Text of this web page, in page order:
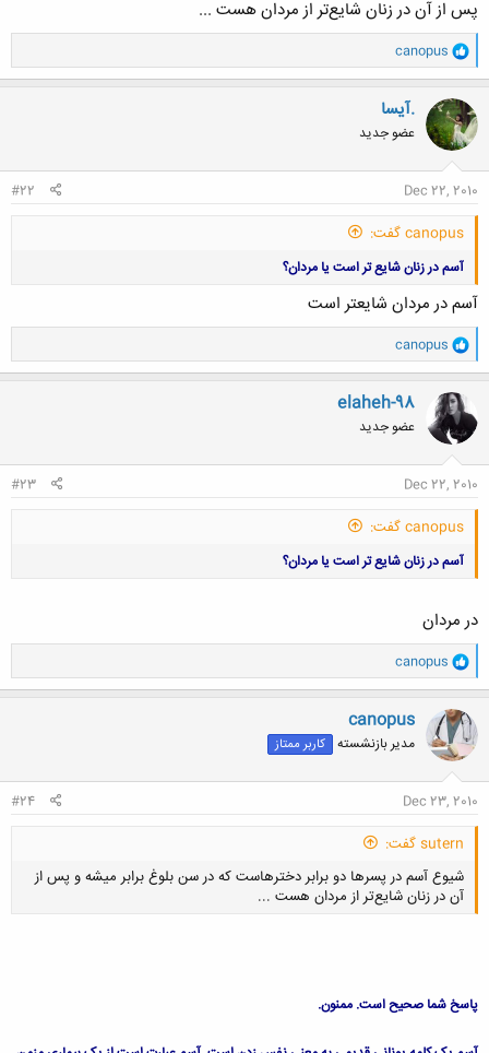
پس از آن در زنان شايع‌تر از مردان هست ...
و
ا
ک
ن
ش
ه
ا
canopus
.آیسا
عضو جدید
Dec 22, 2010
#22
canopus گفت:
آسم در زنان شایع تر است یا مردان؟
آسم در مردان شایعتر است
و
ا
ک
ن
ش
ه
ا
canopus
elaheh-98
عضو جدید
Dec 22, 2010
#23
canopus گفت:
آسم در زنان شایع تر است یا مردان؟
در مردان
و
ا
ک
ن
ش
ه
ا
canopus
canopus
مدیر بازنشسته کاربر ممتاز
Dec 23, 2010
#24
sutern گفت:
شيوع آسم در پسرها دو برابر دخترهاست که در سن بلوغ برابر ميشه و پس از
آن در زنان شايع‌تر از مردان هست ...
پاسخ شما صحیح است. ممنون.